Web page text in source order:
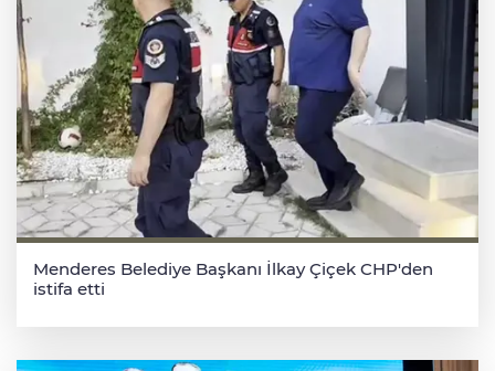
Menderes Belediye Başkanı İlkay Çiçek CHP'den
istifa etti